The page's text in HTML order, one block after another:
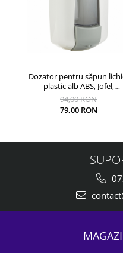
Dozator pentru săpun
plastic alb ABS, Jofel,
reîncărcabil, 900 ml
94,00 RON
79,00 RON